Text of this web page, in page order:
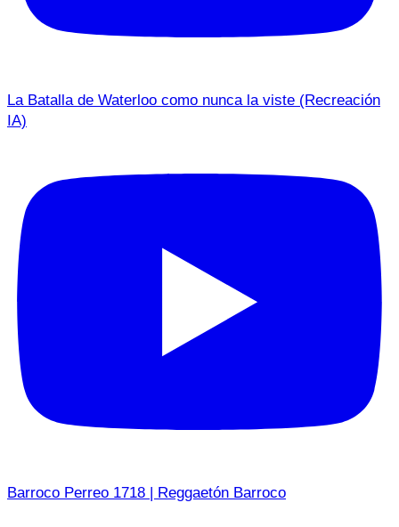
La Batalla de Waterloo como nunca la viste (Recreación
IA)
Barroco Perreo 1718 | Reggaetón Barroco